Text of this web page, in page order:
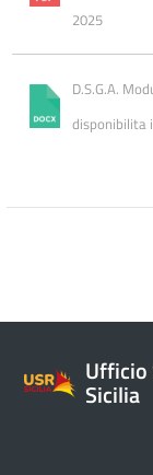
2025
D.S.G.A.
disponibilita
Ufficio
Sicilia